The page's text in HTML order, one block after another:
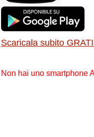
Scaricala subito
Non hai uno smartphone